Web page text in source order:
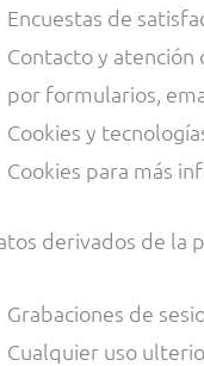
Encuestas de
Contacto y
por formularios,
Cookies y
Cookies para más
derivados de la
Grabaciones de
Cualquier uso